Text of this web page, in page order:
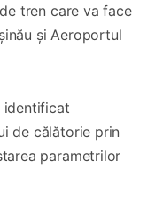
tren care va face
și Aeroportul
identificat
de călătorie prin
parametrilor